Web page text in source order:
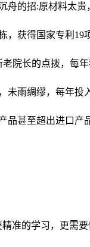
的招:原材料太
获得国家专利19
长的点拨，每
雨绸缪，每年
甚至超出进口
准的学习，更需